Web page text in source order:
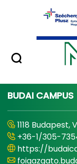
Ugrás a fő
Minőségügy
Home
BUDAI CAMPUS
1118 Budapest,
+36-1/305-
https://